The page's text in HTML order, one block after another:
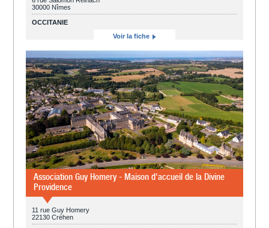
30000 Nîmes
OCCITANIE
Voir la fiche
Association Guy Homery - Maison d'accueil de la Divine
Providence
11 rue Guy Homery
22130 Créhen